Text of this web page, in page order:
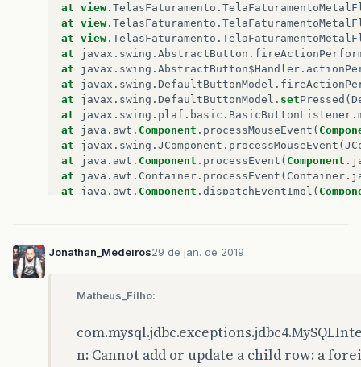
at view . TelasFaturamento .
at view . TelasFaturamento .
at view . TelasFaturamento .
at
javax . swing . AbstractButton .
at
javax . swing . AbstractButton$Handler .
at
javax . swing . DefaultButtonModel .
at
javax . swing . DefaultButtonModel . setPressed (
at
javax . swing . plaf . basic . BasicButtonListener .
at
java . awt . Component . processMouseEvent (
at
javax . swing . JComponent . processMouseEvent (
at
java . awt . Component . processEvent ( Component .
at
java . awt . Container . processEvent ( Container .
at
java . awt . Component . dispatchEventImpl (
at java.awt.LightweightDispatcher
java.awt.Window
java .awt.EventQueue.dispatchEventImpl(
awt .EventQueue access$500 EventQueue
java.awt.EventQueue$3.run( EventQueue.java:
Jonathan_Medeiros29 de jan. de 2019
Matheus_Filho:
n: Cannot add or update a child row: a